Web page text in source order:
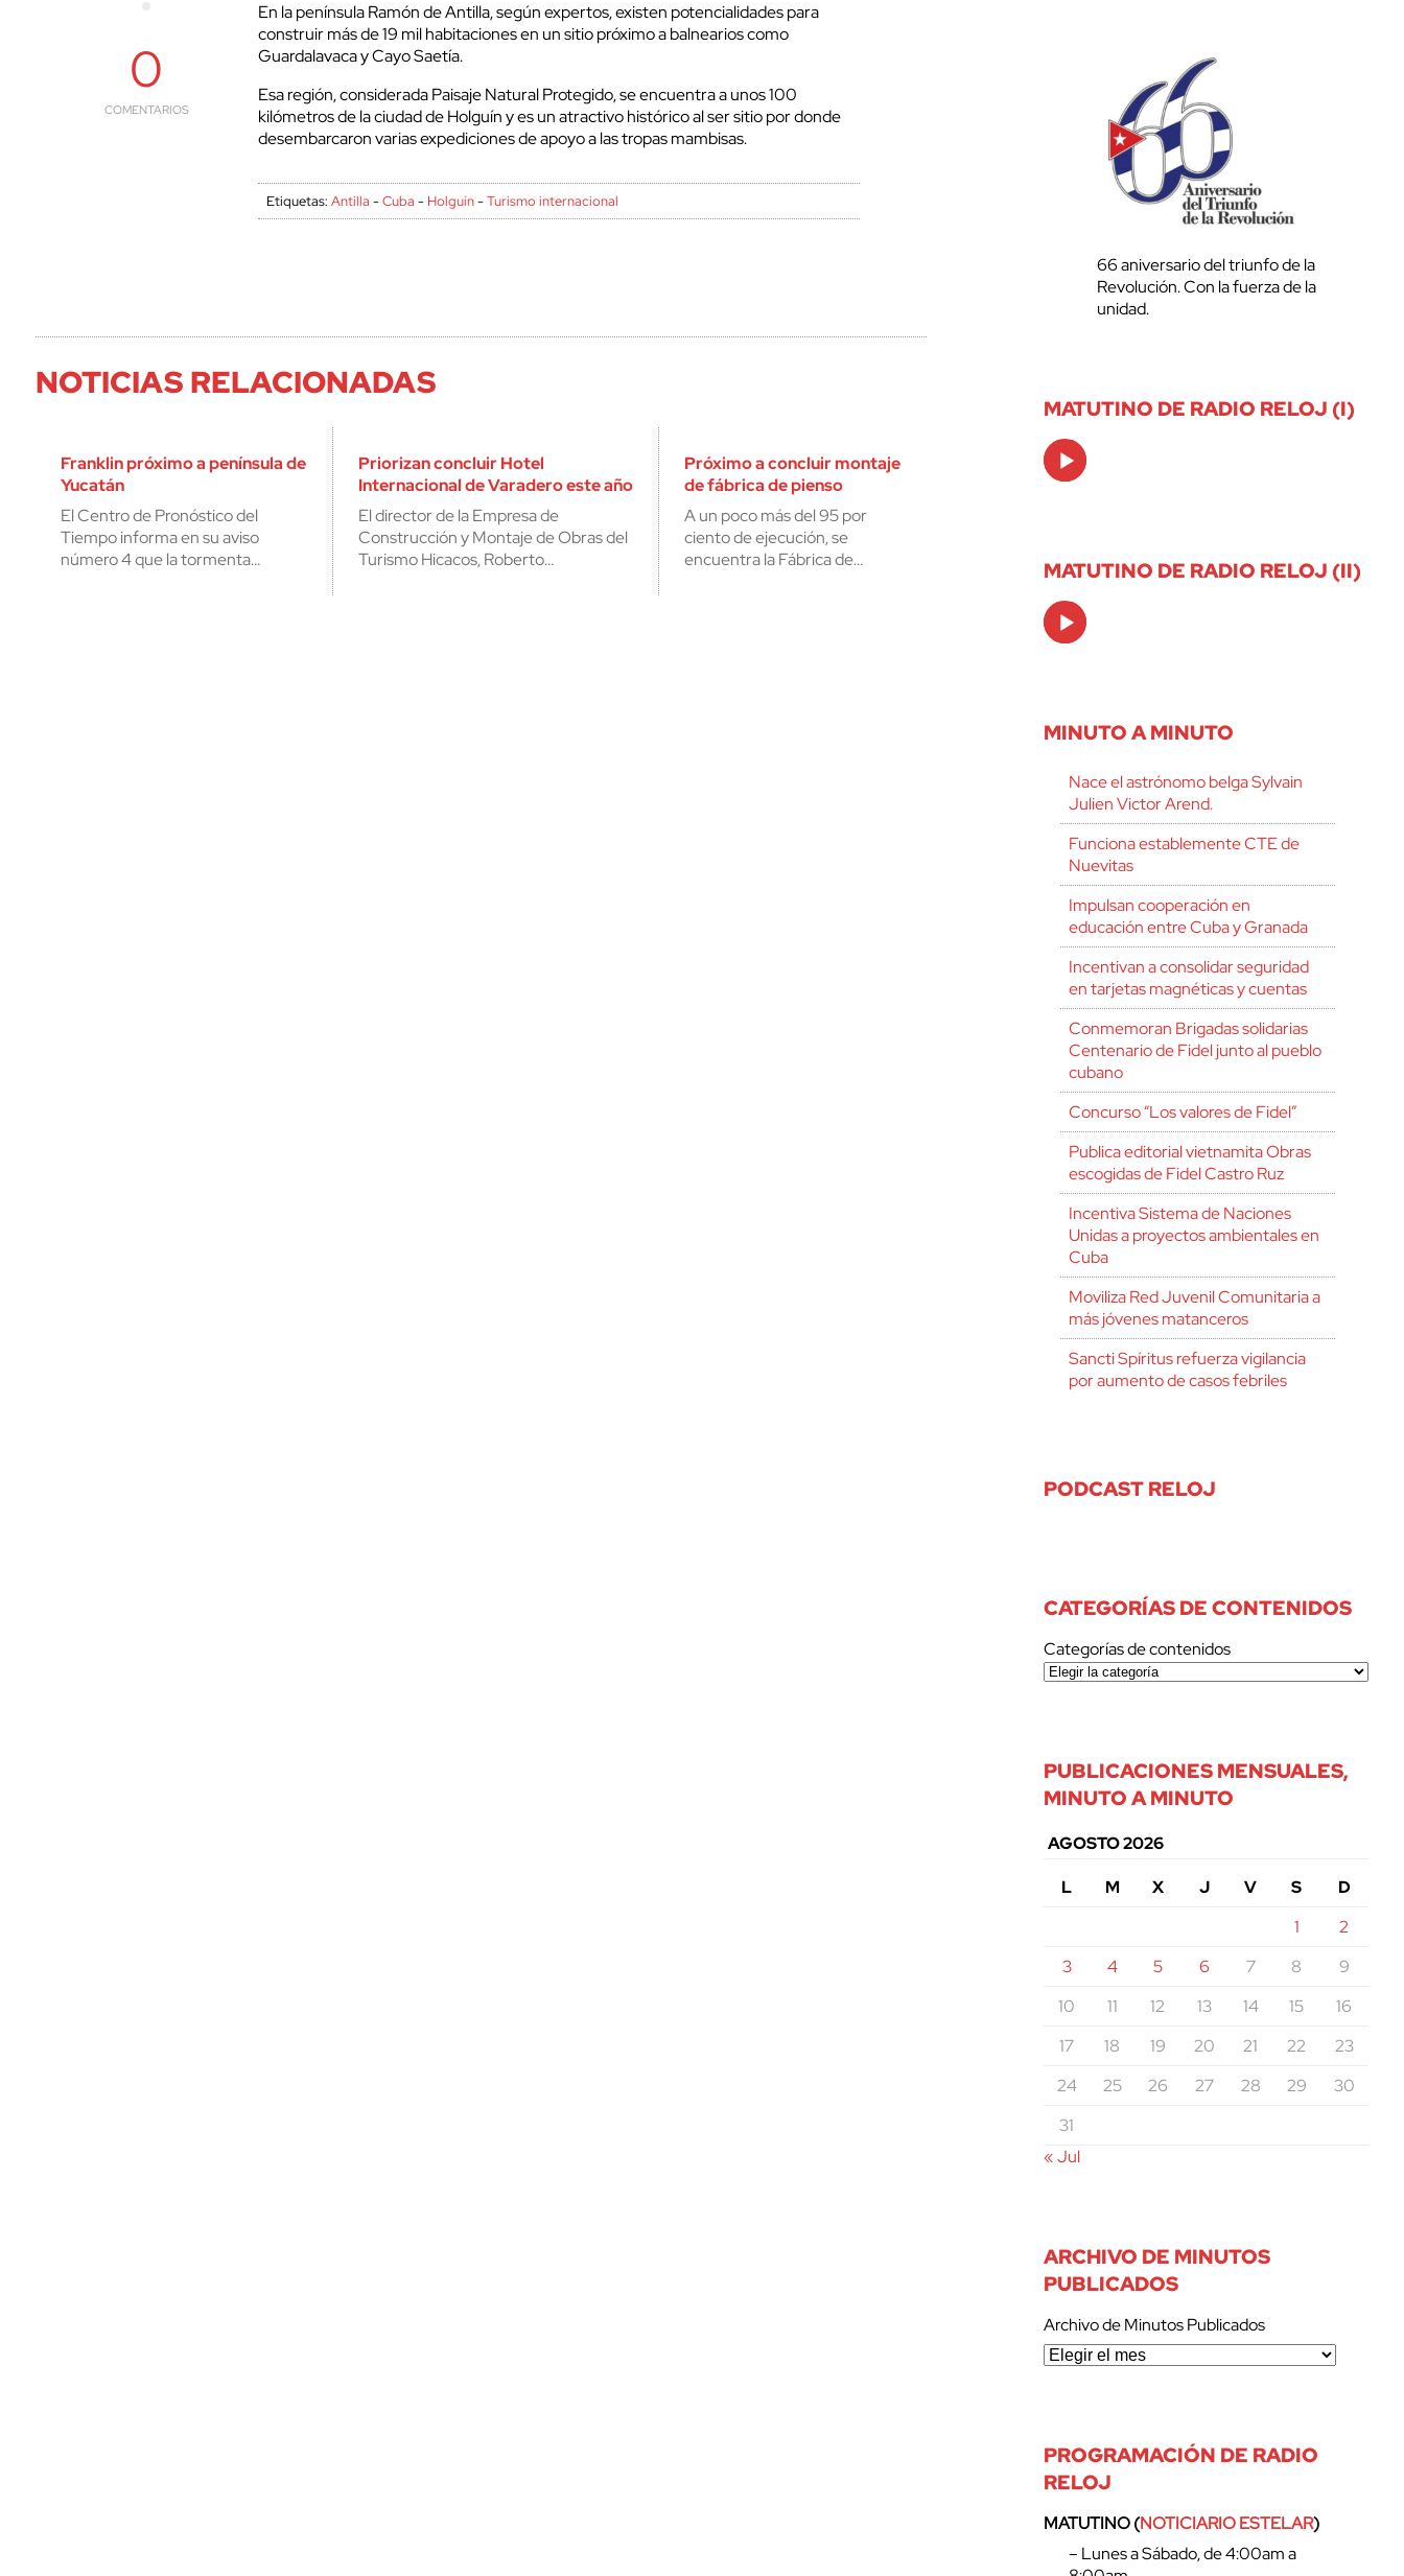
0
COMENTARIOS
En la península Ramón de Antilla, según expertos, existen potencialidades para
construir más de 19 mil habitaciones en un sitio próximo a balnearios como
Guardalavaca y Cayo Saetía.
Esa región, considerada Paisaje Natural Protegido, se encuentra a unos 100
kilómetros de la ciudad de Holguín y es un atractivo histórico al ser sitio por donde
desembarcaron varias expediciones de apoyo a las tropas mambisas.
Etiquetas:Antilla -Cuba - Holguín-Turismo internacional
NOTICIAS RELACIONADAS
Franklin próximo a península de
Yucatán
El Centro de Pronóstico del
Tiempo informa en su aviso
número 4 que la tormenta…
Priorizan concluir Hotel
Internacional de Varadero este año
El director de la Empresa de
Construcción y Montaje de Obras del
Turismo Hicacos, Roberto…
Próximo a concluir montaje
de fábrica de pienso
A un poco más del 95 por
ciento de ejecución, se
encuentra la Fábrica de…
66 aniversario del triunfo de la
Revolución. Con la fuerza de la
unidad.
MATUTINO DE RADIO RELOJ (I)
Audio
Player
MATUTINO DE RADIO RELOJ (II)
Audio
Player
MINUTO A MINUTO
Nace el astrónomo belga Sylvain
Julien Victor Arend.
Funciona establemente CTE de
Nuevitas
Impulsan cooperación en
educación entre Cuba y Granada
Incentivan a consolidar seguridad
en tarjetas magnéticas y cuentas
Conmemoran Brigadas solidarias
Centenario de Fidel junto al pueblo
cubano
Concurso “Los valores de Fidel”
Publica editorial vietnamita Obras
escogidas de Fidel Castro Ruz
Incentiva Sistema de Naciones
Unidas a proyectos ambientales en
Cuba
Moviliza Red Juvenil Comunitaria a
más jóvenes matanceros
Sancti Spíritus refuerza vigilancia
por aumento de casos febriles
PODCAST RELOJ
CATEGORÍAS DE CONTENIDOS
Categorías de contenidos
PUBLICACIONES MENSUALES,
MINUTO A MINUTO
AGOSTO 2026
L
M X J V S
D
1
2
3
4 5 6 7 8
9
10
11 12 13 14 15
16
17
18 19 20 21 22
23
24
25 26 27 28 29
30
31
« Jul
ARCHIVO DE MINUTOS
PUBLICADOS
Archivo de Minutos Publicados
PROGRAMACIÓN DE RADIO
RELOJ
MATUTINO (NOTICIARIO ESTELAR)
– Lunes a Sábado, de 4:00am a